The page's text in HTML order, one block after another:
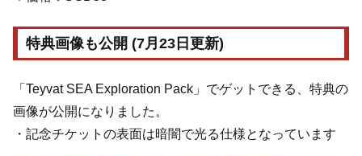
特典画像も公開 (7月23日更新)
「Teyvat SEA Exploration Pack」でゲットできる、特典の
画像が公開になりました。
・記念チケットの表面は暗闇で光る仕様となっています